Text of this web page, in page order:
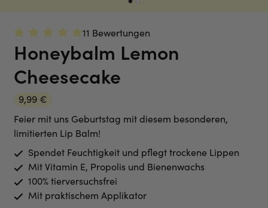
11 Bewertungen
Honeybalm Lemon
Cheesecake
9,99 €
Feier mit uns Geburtstag mit diesem besonderen,
limitierten Lip Balm!
Spendet Feuchtigkeit und pflegt trockene Lippen
Mit Vitamin E, Propolis und Bienenwachs
100% tierversuchsfrei
Mit praktischem Applikator